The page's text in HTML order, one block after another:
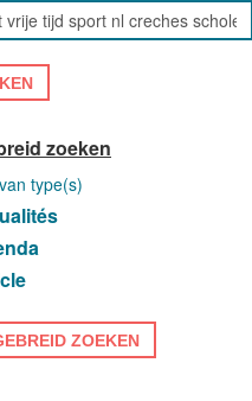
zoeken
type(s)
ZOEKEN